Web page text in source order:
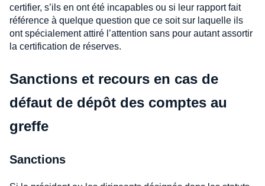
certifier, s’ils en ont été incapables ou si leur rapport fait
référence à quelque question que ce soit sur laquelle ils
ont spécialement attiré l’attention sans pour autant assortir
la certification de réserves.
Sanctions et recours en cas de
défaut de dépôt des comptes au
greffe
Sanctions